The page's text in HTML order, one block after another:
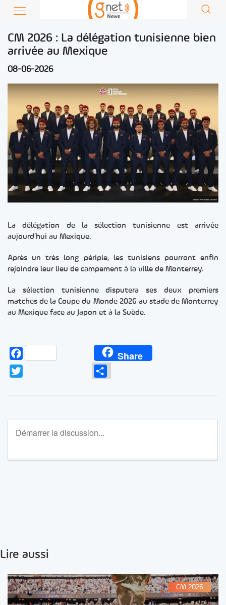
CM 2026 : La délégation tunisienne bien
arrivée au Mexique
08-06-2026
La délégation de la sélection tunisienne est arrivée
aujourd’hui au Mexique.
Après un très long périple, les tunisiens pourront enfin
rejoindre leur lieu de campement à la ville de Monterrey.
La sélection tunisienne disputera ses deux premiers
matches de la Coupe du Monde 2026 au stade de Monterrey
au Mexique face au Japon et à la Suède.
Facebook Share
Partager
Lire aussi
CM 2026